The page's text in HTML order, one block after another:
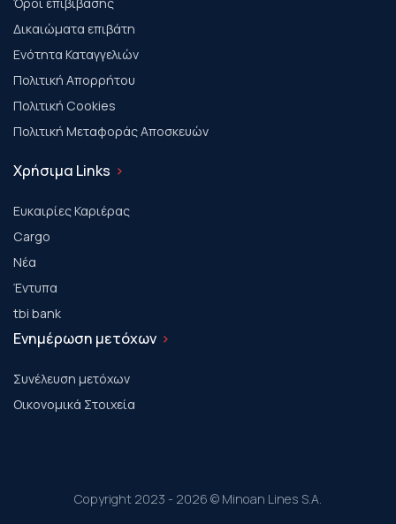
Όροι επιβίβασης
Δικαιώματα επιβάτη
Ενότητα Καταγγελιών
Πολιτική Απορρήτου
Πολιτική Cookies
Πολιτική Μεταφοράς Αποσκευών
Χρήσιμα Links
Ευκαιρίες Καριέρας
Cargo
Νέα
Έντυπα
tbi bank
Ενημέρωση μετόχων
Συνέλευση μετόχων
Οικονομικά Στοιχεία
Copyright 2023 - 2026 © Minoan Lines S.A.